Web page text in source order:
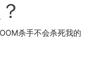
杀手不会杀死我的